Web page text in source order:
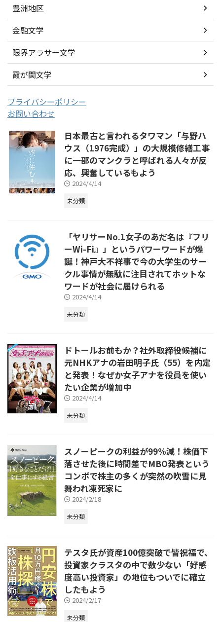
豊洲地区
金融文学
限界アラサー文学
霞が関文学
プライバシーポリシー
お問い合わせ
日本最古と言われるタワマン「与野ハ
ウス（1976完成）」の大規模修繕工事
に一部のマンクラと呼ばれる人々が反
応、興奮しているもよう
2024/4/14
未分類
「ヤリサーNo.1女子のあだ名は『フリ
ーWi-Fi』」というパワーワードが爆
誕！神戸大不祥事で今の大学生のサー
クル事情が無駄に注目されてホットな
ワードが社会に届けられる
2024/4/14
未分類
ドトールお前もか？社外取締役候補に
元NHKアナの岩田明子氏（55）を内定
と発表！なぜか女子アナを役員を使い
たい企業が増加中
2024/4/14
未分類
スノーピークの利益が99%減！株価下
落させた後に時間差でMBO発表という
コンボで株主の多くが突然の吹雪に見
舞われ凍死家に
2024/2/18
未分類
テスタ氏が資産100億突破で皆祝福で、
投資家クラスタの中で数少ない「好感
度高い投資家」の地位もついでに確立
したもよう
2024/2/17
未分類